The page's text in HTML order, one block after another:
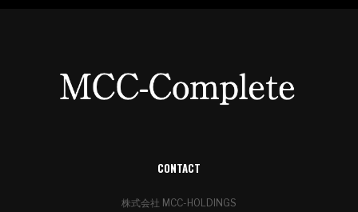
CONTACT
株式会社 MCC-HOLDINGS